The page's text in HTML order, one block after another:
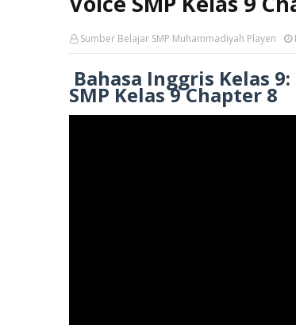
Sumber Belajar SMP Muhammadiyah Playen
Bahasa Inggris Kelas
SMP Kelas 9 Chapter 8